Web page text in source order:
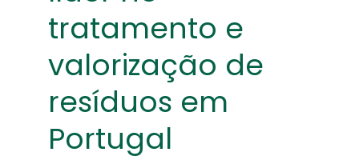
tratamento e
valorização de
resíduos em
Portugal